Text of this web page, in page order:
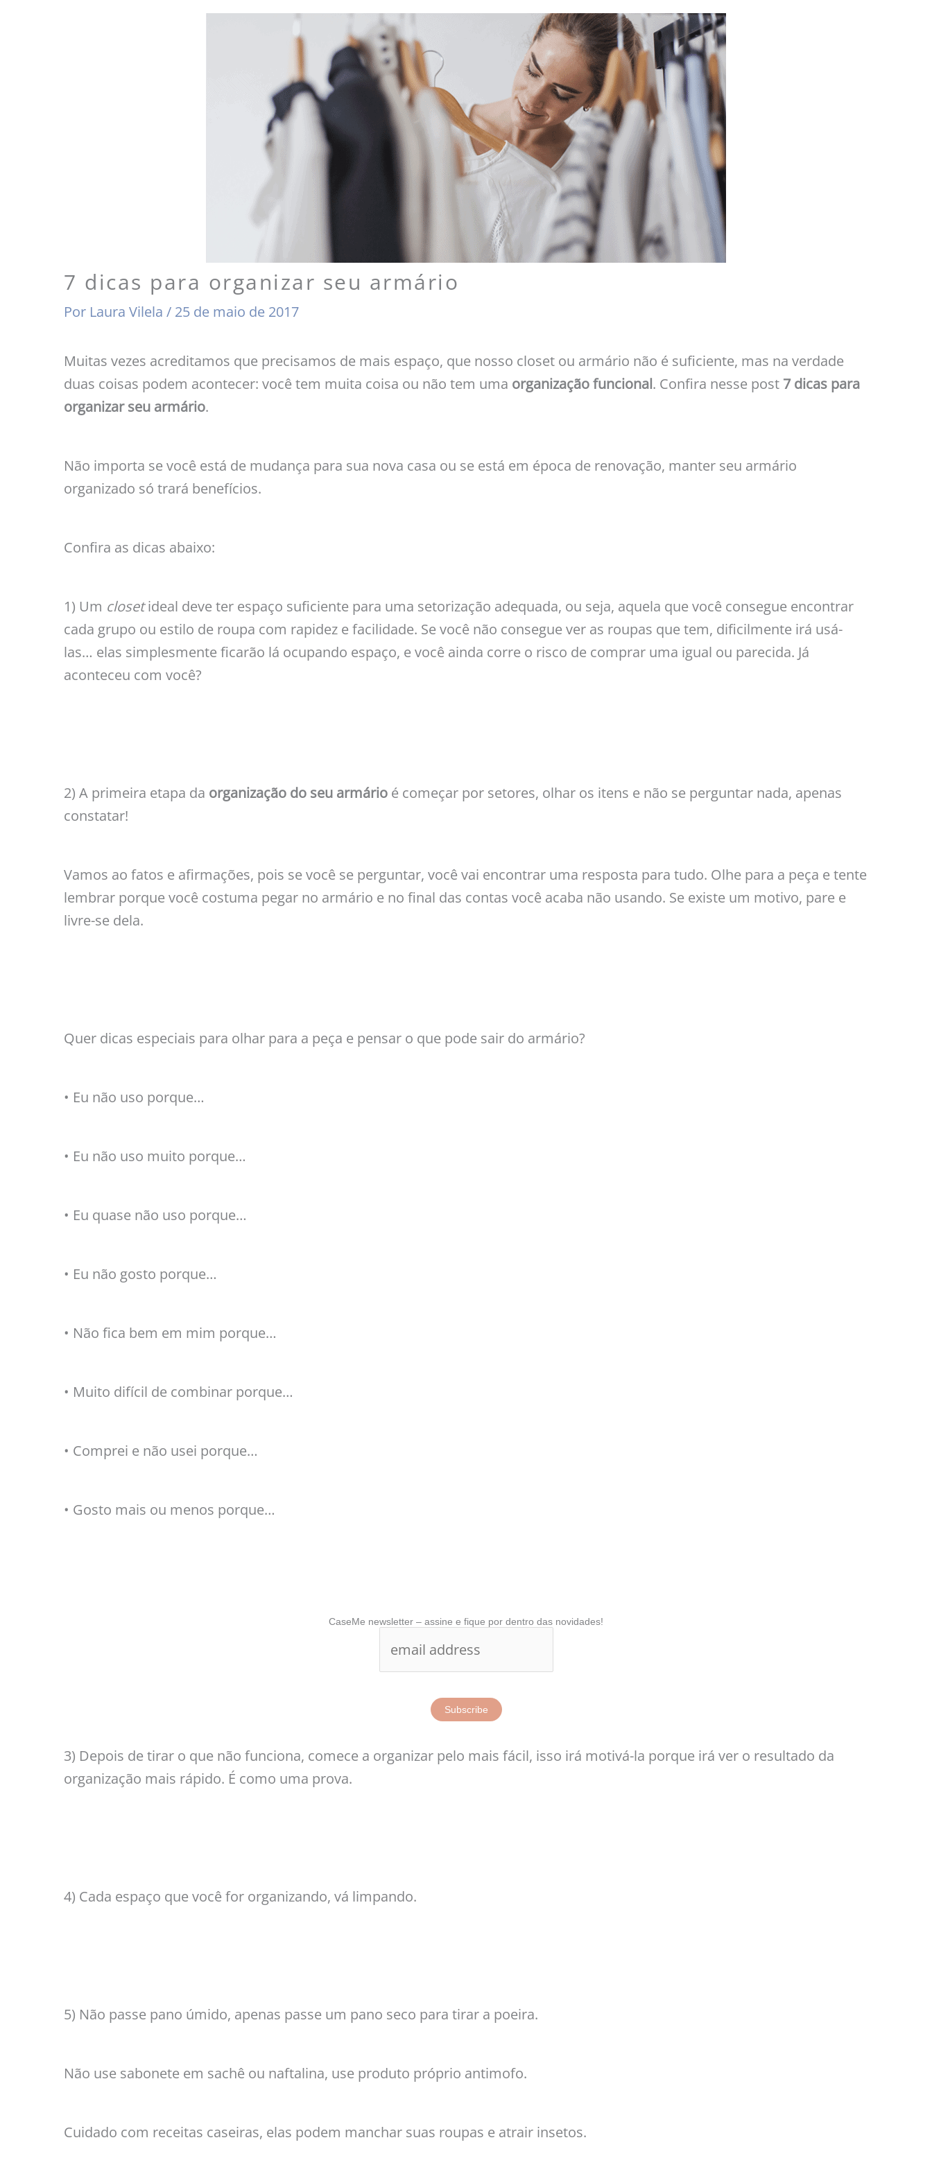
7 dicas para organizar seu armário
Por Laura Vilela / 25 de maio de 2017
Muitas vezes acreditamos que precisamos de mais espaço, que nosso closet ou armário não é suficiente, mas na verdade
duas coisas podem acontecer: você tem muita coisa ou não tem uma organização funcional. Confira nesse post 7 dicas para
organizar seu armário.
Não importa se você está de mudança para sua nova casa ou se está em época de renovação, manter seu armário
organizado só trará benefícios.
Confira as dicas abaixo:
1) Um closetideal deve ter espaço suficiente para uma setorização adequada, ou seja, aquela que você consegue encontrar
cada grupo ou estilo de roupa com rapidez e facilidade. Se você não consegue ver as roupas que tem, dificilmente irá usá-
las… elas simplesmente ficarão lá ocupando espaço, e você ainda corre o risco de comprar uma igual ou parecida. Já
aconteceu com você?
2) A primeira etapa da organização do seu armário é começar por setores, olhar os itens e não se perguntar nada, apenas
constatar!
Vamos ao fatos e afirmações, pois se você se perguntar, você vai encontrar uma resposta para tudo. Olhe para a peça e tente
lembrar porque você costuma pegar no armário e no final das contas você acaba não usando. Se existe um motivo, pare e
livre-se dela.
Quer dicas especiais para olhar para a peça e pensar o que pode sair do armário?
• Eu não uso porque…
• Eu não uso muito porque…
• Eu quase não uso porque…
• Eu não gosto porque…
• Não fica bem em mim porque…
• Muito difícil de combinar porque…
• Comprei e não usei porque…
• Gosto mais ou menos porque…
CaseMe newsletter – assine e fique por dentro das novidades!
3) Depois de tirar o que não funciona, comece a organizar pelo mais fácil, isso irá motivá-la porque irá ver o resultado da
organização mais rápido. É como uma prova.
4) Cada espaço que você for organizando, vá limpando.
5) Não passe pano úmido, apenas passe um pano seco para tirar a poeira.
Não use sabonete em sachê ou naftalina, use produto próprio antimofo.
Cuidado com receitas caseiras, elas podem manchar suas roupas e atrair insetos.